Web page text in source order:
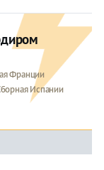
Франции
Испании